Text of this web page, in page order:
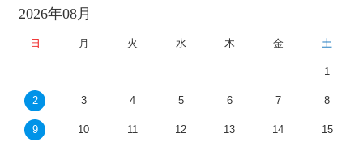
2026年08月
日 月 火 水 木 金 土
1
2 3 4 5 6 7 8
9 10 11 12 13 14 15